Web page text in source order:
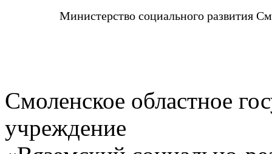
Министерство социального развития
Смоленское областное
учреждение